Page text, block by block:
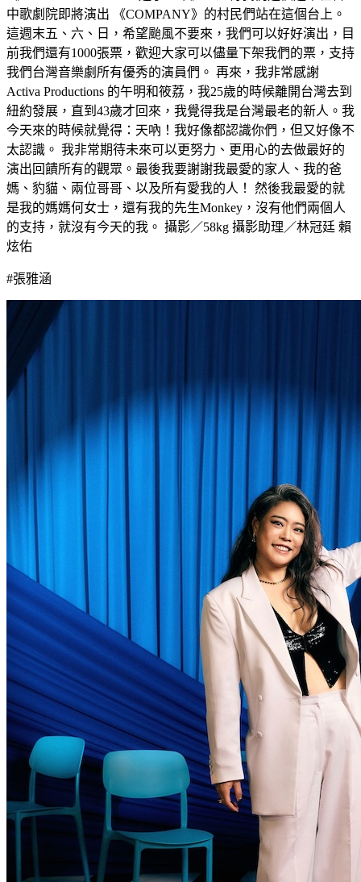
中歌劇院即將演出 《COMPANY》的村民們站在這個台上。
這週末五、六、日，希望颱風不要來，我們可以好好演出，目
前我們還有1000張票，歡迎大家可以儘量下架我們的票，支持
我們台灣音樂劇所有優秀的演員們。 再來，我非常感謝
Activa Productions 的午明和筱荔，我25歲的時候離開台灣去到
紐約發展，直到43歲才回來，我覺得我是台灣最老的新人。我
今天來的時候就覺得：天吶！我好像都認識你們，但又好像不
太認識。 我非常期待未來可以更努力、更用心的去做最好的
演出回饋所有的觀眾。最後我要謝謝我最愛的家人、我的爸
媽、豹貓、兩位哥哥、以及所有愛我的人！ 然後我最愛的就
是我的媽媽何女士，還有我的先生Monkey，沒有他們兩個人
的支持，就沒有今天的我。 攝影／58kg 攝影助理／林冠廷 賴
炫佑
#張雅涵